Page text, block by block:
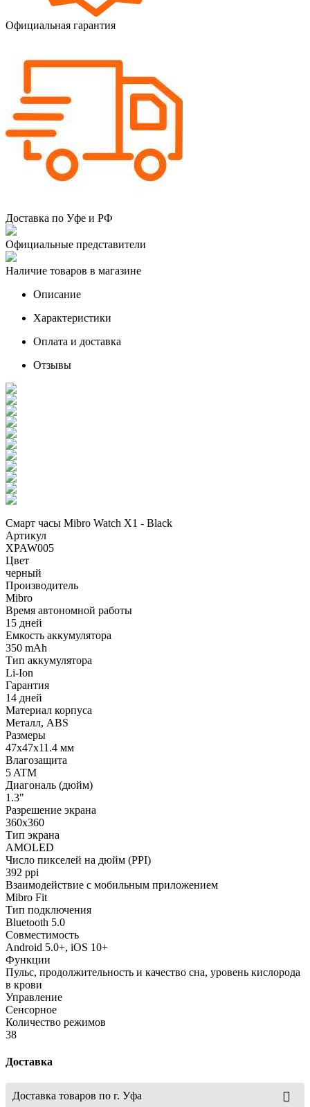
Официальная гарантия
Доставка по Уфе и РФ
Официальные представители
Наличие товаров в магазине
Описание
Характеристики
Оплата и доставка
Отзывы
Смарт часы Mibro Watch X1 - Black
Артикул
XPAW005
Цвет
черный
Производитель
Mibro
Время автономной работы
15 дней
Емкость аккумулятора
350 mAh
Тип аккумулятора
Li-Ion
Гарантия
14 дней
Материал корпуса
Металл, ABS
Размеры
47х47х11.4 мм
Влагозащита
5 ATM
Диагональ (дюйм)
1.3"
Разрешение экрана
360х360
Тип экрана
AMOLED
Число пикселей на дюйм (PPI)
392 ppi
Взаимодействие с мобильным приложением
Mibro Fit
Тип подключения
Bluetooth 5.0
Совместимость
Android 5.0+, iOS 10+
Функции
Пульс, продолжительность и качество сна, уровень кислорода
в крови
Управление
Сенсорное
Количество режимов
38
Доставка
Доставка товаров по г. Уфа